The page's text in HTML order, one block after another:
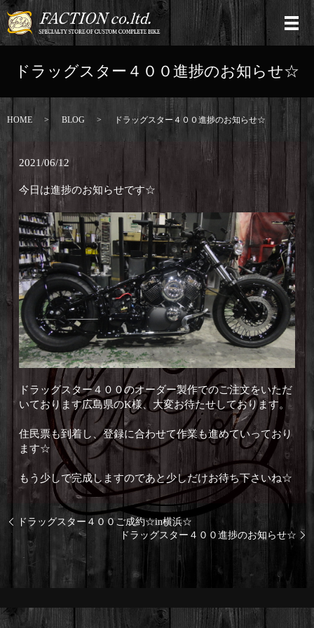
ドラッグスター４００進捗のお知らせ☆
HOME BLOG ドラッグスター４００進捗のお知らせ☆
2021/06/12
今日は進捗のお知らせです☆
ドラッグスター４００のオーダー製作でのご注文をいただ
いております広島県のK様、大変お待たせしております。
住民票も到着し、登録に合わせて作業も進めていっており
ます☆
もう少しで完成しますのであと少しだけお待ち下さいね☆
ドラッグスター４００ご成約☆in横浜☆
ドラッグスター４００進捗のお知らせ☆